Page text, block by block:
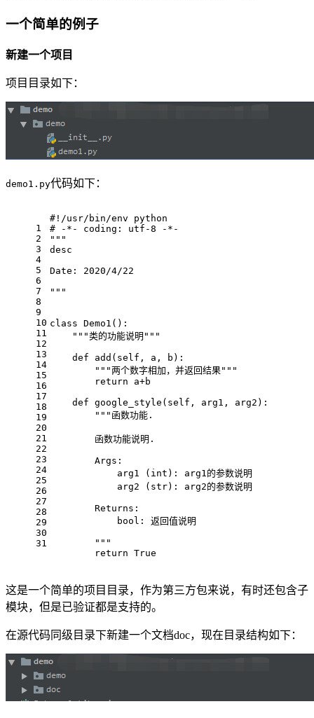
一个简单的例子
新建一个项目
项目目录如下：
demo1.py代码如下：
1
2
3
4
5
6
7
8
9
10
11
12
13
14
15
16
17
18
19
20
21
22
23
24
25
26
27
28
29
30
31
#!/usr/bin/env python
# -*- coding: utf-8 -*-
"""
desc
Date: 2020/4/22
"""
class Demo1 ():
"""类的功能说明"""
def add ( self, a, b ):
"""两个数字相加，并返回结果"""
return a+b
def google_style ( self, arg1, arg2 ):
"""函数功能.
        函数功能说明.
        Args:
            arg1 (int): arg1的参数说明
            arg2 (str): arg2的参数说明
        Returns:
            bool: 返回值说明
        """
return True
这是一个简单的项目目录，作为第三方包来说，有时还包含子
模块，但是已验证都是支持的。
在源代码同级目录下新建一个文档doc，现在目录结构如下：